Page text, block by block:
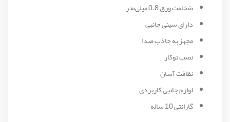
ضخامت ورق 0.8 میلی‌متر
دارای سینی جانبی
مجهز به جاذب صدا
نصب توکار
نظافت آسان
لوازم جانبی کاربردی
گارانتی 10 ساله